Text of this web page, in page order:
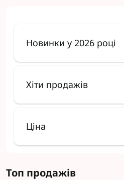
Новинки у 2026 році
Хіти продажів
Ціна
Топ продажів